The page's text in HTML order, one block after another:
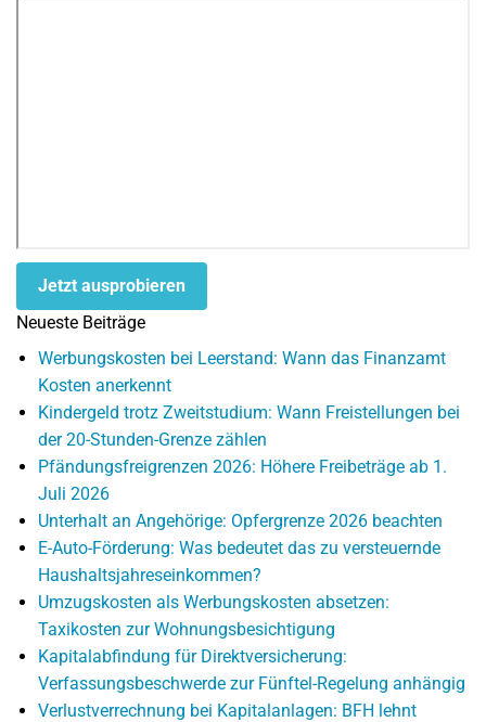
Jetzt ausprobieren
Neueste Beiträge
Werbungskosten bei Leerstand: Wann das Finanzamt
Kosten anerkennt
Kindergeld trotz Zweitstudium: Wann Freistellungen bei
der 20-Stunden-Grenze zählen
Pfändungsfreigrenzen 2026: Höhere Freibeträge ab 1.
Juli 2026
Unterhalt an Angehörige: Opfergrenze 2026 beachten
E-Auto-Förderung: Was bedeutet das zu versteuernde
Haushaltsjahreseinkommen?
Umzugskosten als Werbungskosten absetzen:
Taxikosten zur Wohnungsbesichtigung
Kapitalabfindung für Direktversicherung:
Verfassungsbeschwerde zur Fünftel-Regelung anhängig
Verlustverrechnung bei Kapitalanlagen: BFH lehnt